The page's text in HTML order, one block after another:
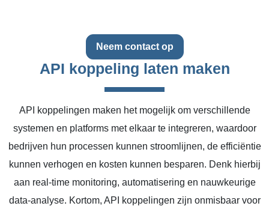
Neem contact op
API koppeling laten maken
API koppelingen maken het mogelijk om verschillende
systemen en platforms met elkaar te integreren, waardoor
bedrijven hun processen kunnen stroomlijnen, de efficiëntie
kunnen verhogen en kosten kunnen besparen. Denk hierbij
aan real-time monitoring, automatisering en nauwkeurige
data-analyse. Kortom, API koppelingen zijn onmisbaar voor